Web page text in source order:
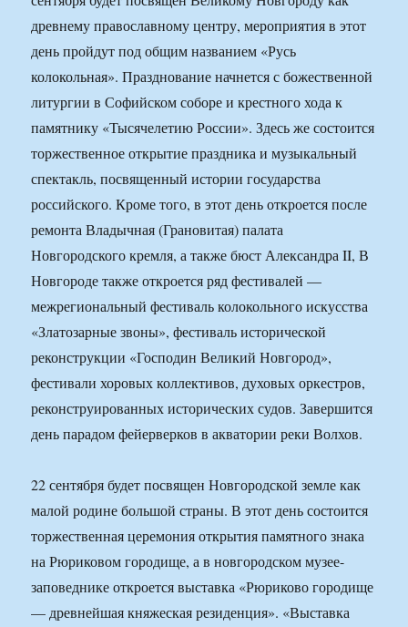
древнему православному центру, мероприятия в этот
день пройдут под общим названием «Русь
колокольная». Празднование начнется с божественной
литургии в Софийском соборе и крестного хода к
памятнику «Тысячелетию России». Здесь же состоится
торжественное открытие праздника и музыкальный
спектакль, посвященный истории государства
российского. Кроме того, в этот день откроется после
ремонта Владычная (Грановитая) палата
Новгородского кремля, а также бюст Александра II, В
Новгороде также откроется ряд фестивалей —
межрегиональный фестиваль колокольного искусства
«Златозарные звоны», фестиваль исторической
реконструкции «Господин Великий Новгород»,
фестивали хоровых коллективов, духовых оркестров,
реконструированных исторических судов. Завершится
день парадом фейерверков в акватории реки Волхов.
22 сентября будет посвящен Новгородской земле как
малой родине большой страны. В этот день состоится
торжественная церемония открытия памятного знака
на Рюриковом городище, а в новгородском музее-
заповеднике откроется выставка «Рюриково городище
— древнейшая княжеская резиденция». «Выставка